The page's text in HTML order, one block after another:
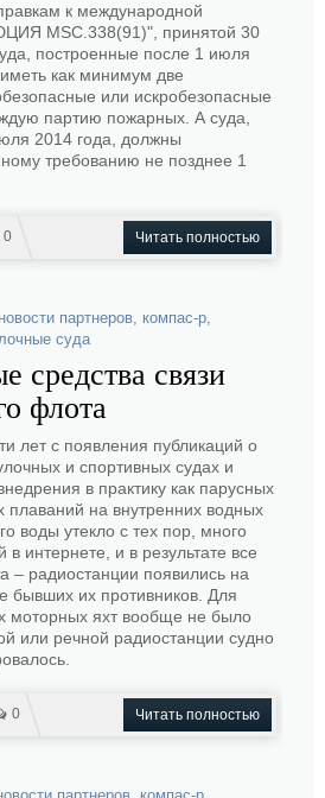
к международной
MSC.338(91)", принятой 30
построенные после 1 июля
как минимум две
или искробезопасные
партию пожарных. А суда,
2014 года, должны
требованию не позднее 1
0 Читать полностью
новости партнеров, компас-р,
суда
средства связи
флота
лет с появления публикаций о
и спортивных судах и
в практику как парусных
плаваний на внутренних водных
воды утекло с тех пор, много
в интернете, и в результате все
– радиостанции появились на
бывших их противников. Для
моторных яхт вообще не было
или речной радиостанции судно
0 Читать полностью